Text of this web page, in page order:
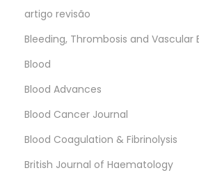
artigo revisão
Bleeding, Thrombosis and Vascular
Blood
Blood Advances
Blood Cancer Journal
Blood Coagulation & Fibrinolysis
British Journal of Haematology